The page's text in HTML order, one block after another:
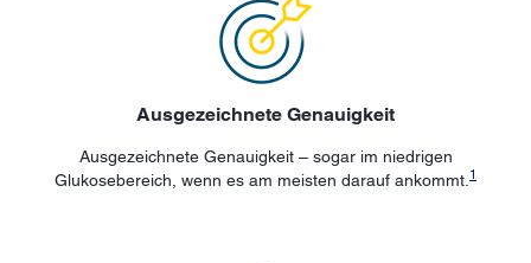
Ausgezeichnete Genauigkeit
Ausgezeichnete Genauigkeit – sogar im niedrigen
Glukosebereich, wenn es am meisten darauf ankommt. 1